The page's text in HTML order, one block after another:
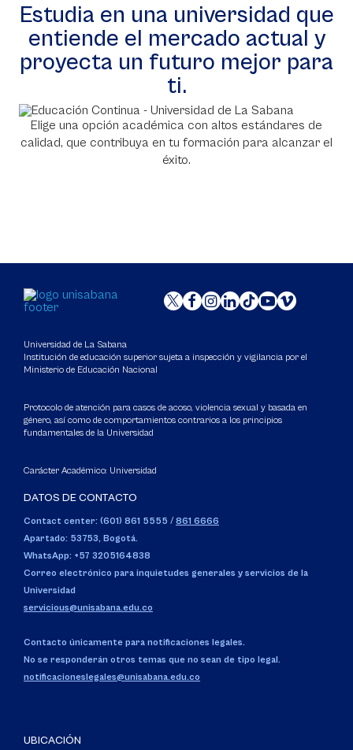
Estudia en una universidad que
entiende el mercado actual y
proyecta un futuro mejor para
ti.
Elige una opción académica con altos estándares de
calidad, que contribuya en tu formación para alcanzar el
éxito.
Universidad de La Sabana
Institución de educación superior sujeta a inspección y vigilancia por el
Ministerio de Educación Nacional
Protocolo de atención para casos de acoso, violencia sexual y basada en
género, así como de comportamientos contrarios a los principios
fundamentales de la Universidad
Carácter Académico: Universidad
DATOS DE CONTACTO
Contact center: (601) 861 5555 / 861 6666
Apartado: 53753, Bogotá.
WhatsApp: +57 3205164838
Correo electrónico para inquietudes generales y servicios de la
Universidad
servicious@unisabana.edu.co
Contacto únicamente para notificaciones legales.
No se responderán otros temas que no sean de tipo legal.
notificacioneslegales@unisabana.edu.co
UBICACIÓN